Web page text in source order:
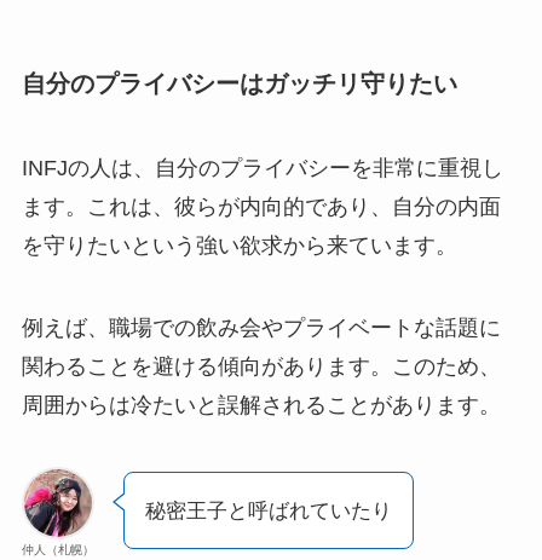
自分のプライバシーはガッチリ守りたい
INFJの人は、自分のプライバシーを非常に重視し
ます。これは、彼らが内向的であり、自分の内面
を守りたいという強い欲求から来ています。
例えば、職場での飲み会やプライベートな話題に
関わることを避ける傾向があります。このため、
周囲からは冷たいと誤解されることがあります。
仲人（札幌）
秘密王子と呼ばれていたり